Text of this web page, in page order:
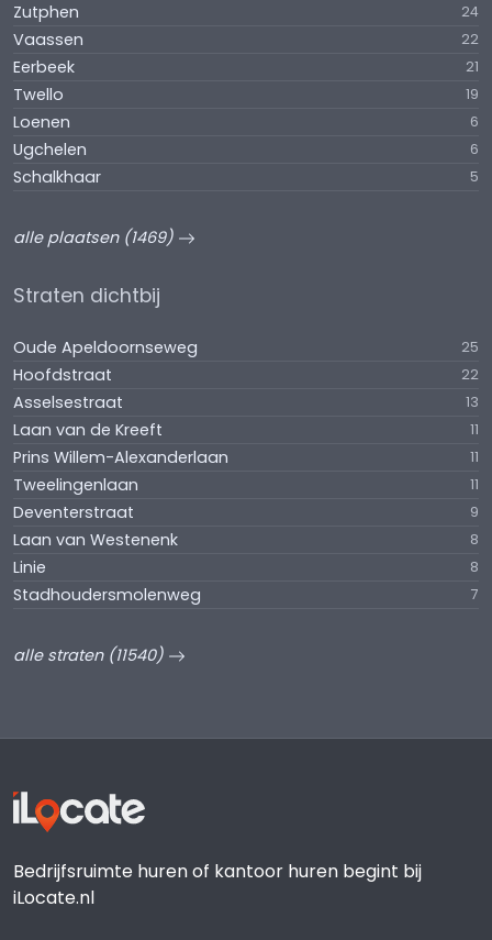
Zutphen 24
Vaassen 22
Eerbeek 21
Twello 19
Loenen 6
Ugchelen 6
Schalkhaar 5
alle plaatsen (1469)
Straten dichtbij
Oude Apeldoornseweg 25
Hoofdstraat 22
Asselsestraat 13
Laan van de Kreeft 11
Prins Willem-Alexanderlaan 11
Tweelingenlaan 11
Deventerstraat 9
Laan van Westenenk 8
Linie 8
Stadhoudersmolenweg 7
alle straten (11540)
Bedrijfsruimte huren of kantoor huren begint bij
iLocate.nl